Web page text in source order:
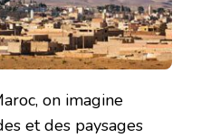
on imagine
et des paysages